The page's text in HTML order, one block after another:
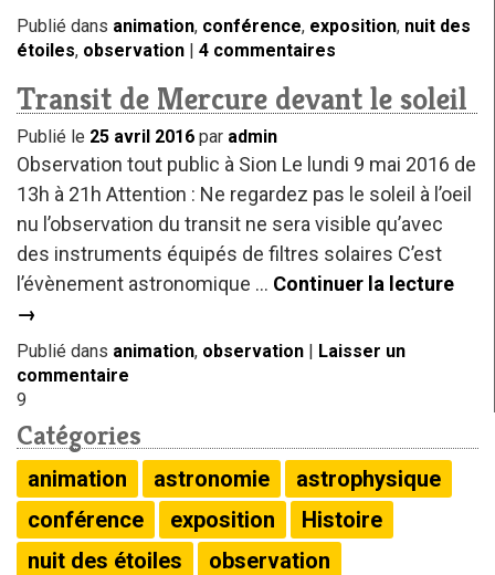
Publié dans animation, conférence, exposition, nuit des
étoiles, observation | 4 commentaires
Transit de Mercure devant le soleil
Publié le 25 avril 2016 par admin
Observation tout public à Sion Le lundi 9 mai 2016 de
13h à 21h Attention : Ne regardez pas le soleil à l’oeil
nu l’observation du transit ne sera visible qu’avec
des instruments équipés de filtres solaires C’est
l’évènement astronomique … Continuer la lecture
→
Publié dans animation, observation | Laisser un
commentaire
9
Catégories
animation astronomie
astrophysique
conférence
exposition
Histoire
nuit des étoiles
observation